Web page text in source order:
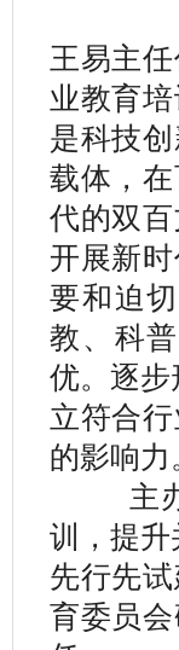
王易主
业教育
是科技
载体，
代的双
开展新
要和迫
教、科
优。逐步
立符合
的影响力
主办单
训，提升
先行先
育委员